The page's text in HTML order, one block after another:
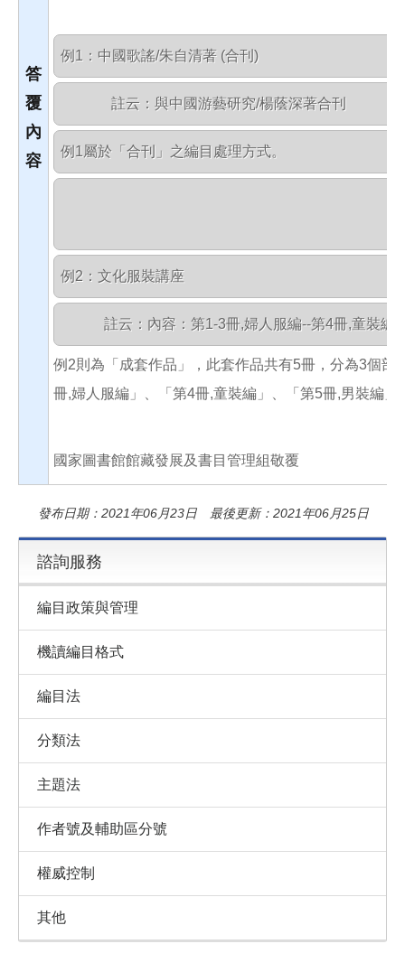
答
覆
內
容
例1：中國歌謠/朱自清著 (合刊)
註云：與中國游藝研究/楊蔭深著合刊
例1屬於「合刊」之編目處理方式。
例2：文化服裝講座
註云：內容：第1-3冊,婦人服編--第4冊,童裝編--
例2則為「成套作品」，此套作品共有5冊，分為3個部
冊,婦人服編」、「第4冊,童裝編」、「第5冊,男裝編」
國家圖書館館藏發展及書目管理組敬覆
發布日期：2021年06月23日 最後更新：2021年06月25日
諮詢服務
編目政策與管理
機讀編目格式
編目法
分類法
主題法
作者號及輔助區分號
權威控制
其他